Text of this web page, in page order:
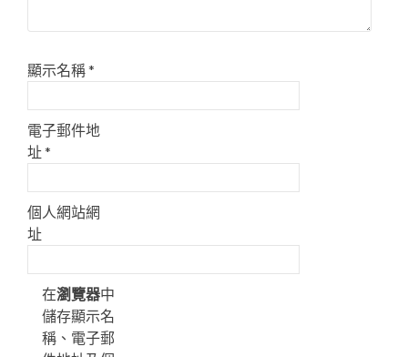
顯示名稱*
電子郵件地
址*
個人網站網
址
在瀏覽器中
儲存顯示名
稱、電子郵